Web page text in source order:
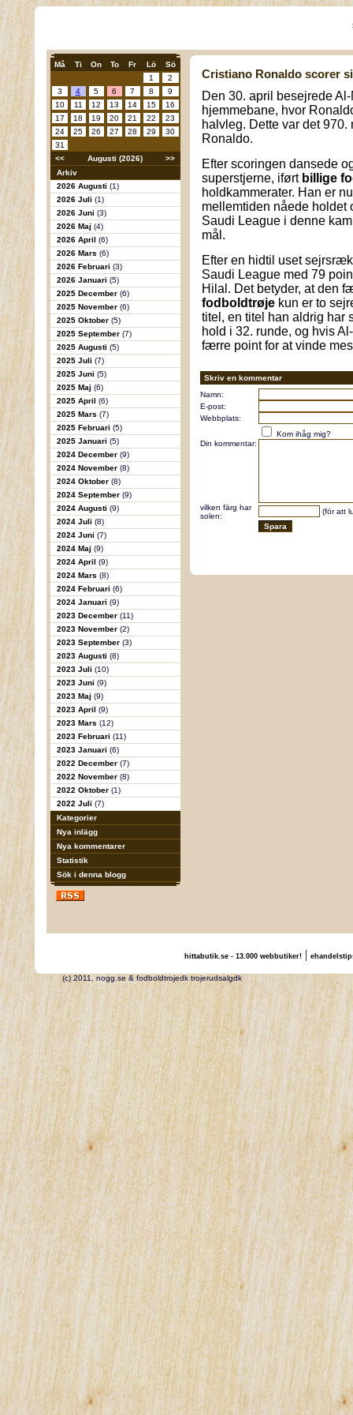
Må Ti On To Fr Lö
Sö
1
2
3
4 5 6 7 8
9
10
11 12 13 14 15
16
17
18 19 20 21 22
23
24
25 26 27 28 29
30
31
<<
Augusti (2026)
>>
Arkiv
2026 Augusti (1)
2026 Juli (1)
2026 Juni (3)
2026 Maj (4)
2026 April (6)
2026 Mars (6)
2026 Februari (3)
2026 Januari (5)
2025 December (6)
2025 November (6)
2025 Oktober (5)
2025 September (7)
2025 Augusti (5)
2025 Juli (7)
2025 Juni (5)
2025 Maj (6)
2025 April (6)
2025 Mars (7)
2025 Februari (5)
2025 Januari (5)
2024 December (9)
2024 November (8)
2024 Oktober (8)
2024 September (9)
2024 Augusti (9)
2024 Juli (8)
2024 Juni (7)
2024 Maj (9)
2024 April (9)
2024 Mars (8)
2024 Februari (6)
2024 Januari (9)
2023 December (11)
2023 November (2)
2023 September (3)
2023 Augusti (8)
2023 Juli (10)
2023 Juni (9)
2023 Maj (9)
2023 April (9)
2023 Mars (12)
2023 Februari (11)
2023 Januari (6)
2022 December (7)
2022 November (8)
2022 Oktober (1)
2022 Juli (7)
Kategorier
Nya inlägg
Nya kommentarer
Statistik
Sök i denna blogg
Cristiano Ronaldo scorer
Den 30. april besejrede
hjemmebane, hvor
halvleg. Dette var det
Ronaldo.
Efter scoringen dansede
superstjerne, iført billige
holdkammerater. Han er
mellemtiden nåede
Saudi League i denne
mål.
Efter en hidtil uset
Saudi League med 79
Hilal. Det betyder, at den
fodboldtrøje kun er to
titel, en titel han aldrig har
hold i 32. runde, og hvis
færre point for at vinde
Skriv en kommentar
Namn:
E-post:
Webbplats:
Kom ihåg mig?
Din kommentar:
vilken färg har
solen:
(för att
hittabutik.se - 13.000 webbutiker!|
(c) 2011, nogg.se & fodboldtrojedk trojerudsalgdk